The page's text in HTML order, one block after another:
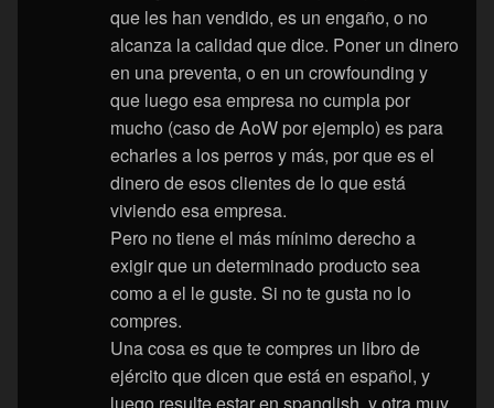
que les han vendido, es un engaño, o no
alcanza la calidad que dice. Poner un dinero
en una preventa, o en un crowfounding y
que luego esa empresa no cumpla por
mucho (caso de AoW por ejemplo) es para
echarles a los perros y más, por que es el
dinero de esos clientes de lo que está
viviendo esa empresa.
Pero no tiene el más mínimo derecho a
exigir que un determinado producto sea
como a el le guste. Si no te gusta no lo
compres.
Una cosa es que te compres un libro de
ejército que dicen que está en español, y
luego resulte estar en spanglish, y otra muy